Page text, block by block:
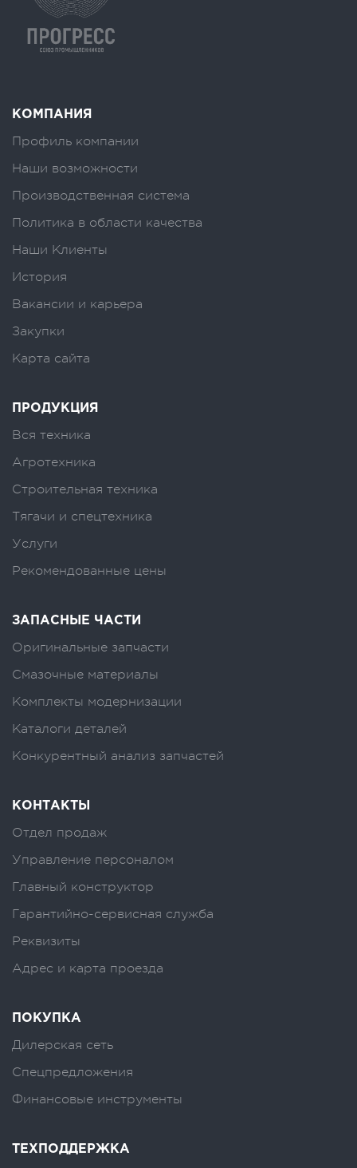
КОМПАНИЯ
Профиль компании
Наши возможности
Производственная система
Политика в области качества
Наши Клиенты
История
Вакансии и карьера
Закупки
Карта сайта
ПРОДУКЦИЯ
Вся техника
Агротехника
Строительная техника
Тягачи и спецтехника
Услуги
Рекомендованные цены
ЗАПАСНЫЕ ЧАСТИ
Оригинальные запчасти
Смазочные материалы
Комплекты модернизации
Каталоги деталей
Конкурентный анализ запчастей
КОНТАКТЫ
Отдел продаж
Управление персоналом
Главный конструктор
Гарантийно-сервисная служба
Реквизиты
Адрес и карта проезда
ПОКУПКА
Дилерская сеть
Спецпредложения
Финансовые инструменты
ТЕХПОДДЕРЖКА